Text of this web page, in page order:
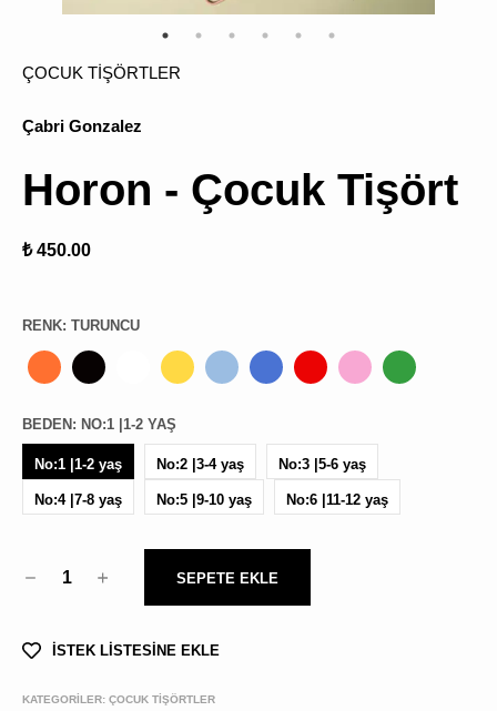
ÇOCUK TİŞÖRTLER
Çabri Gonzalez
Horon - Çocuk Tişört
₺ 450.00
RENK: TURUNCU
BEDEN : NO:1 |1-2 YAŞ
No:1 |1-2 yaş No:2 |3-4 yaş No:3 |5-6 yaş
No:4 |7-8 yaş No:5 |9-10 yaş No:6 |11-12 yaş
1 SEPETE EKLE
İSTEK LİSTESİNE EKLE
KATEGORİLER: ÇOCUK TİŞÖRTLER